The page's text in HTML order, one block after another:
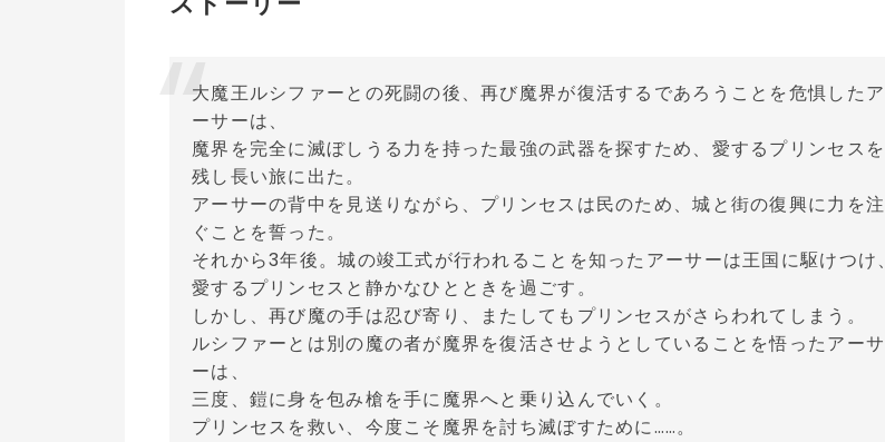
大魔王ルシファーとの死闘の後、再び魔界が復活するであろうことを危惧したア
ーサーは、
魔界を完全に滅ぼしうる力を持った最強の武器を探すため、愛するプリンセスを
残し長い旅に出た。
アーサーの背中を見送りながら、プリンセスは民のため、城と街の復興に力を注
ぐことを誓った。
それから3年後。城の竣工式が行われることを知ったアーサーは王国に駆けつけ、
愛するプリンセスと静かなひとときを過ごす。
しかし、再び魔の手は忍び寄り、またしてもプリンセスがさらわれてしまう。
ルシファーとは別の魔の者が魔界を復活させようとしていることを悟ったアーサ
ーは、
三度、鎧に身を包み槍を手に魔界へと乗り込んでいく。
プリンセスを救い、今度こそ魔界を討ち滅ぼすために……。